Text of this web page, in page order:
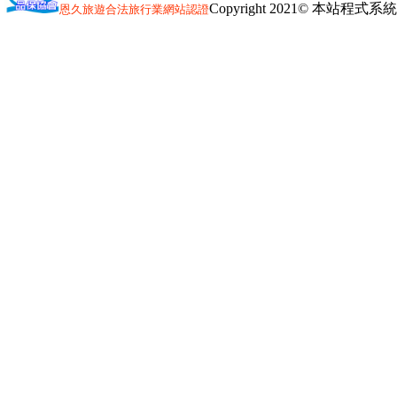
恩久旅遊合法旅行業網站認證Copyright 2021© 本站程式系